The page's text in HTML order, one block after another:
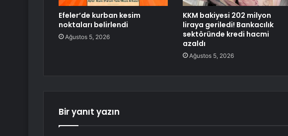
Efeler’de kurban kesim
noktaları belirlendi
Ağustos 5, 2026
KKM bakiyesi 202 milyon
liraya geriledi! Bankacılık
sektöründe kredi hacmi
azaldı
Ağustos 5, 2026
Bir yanıt yazın